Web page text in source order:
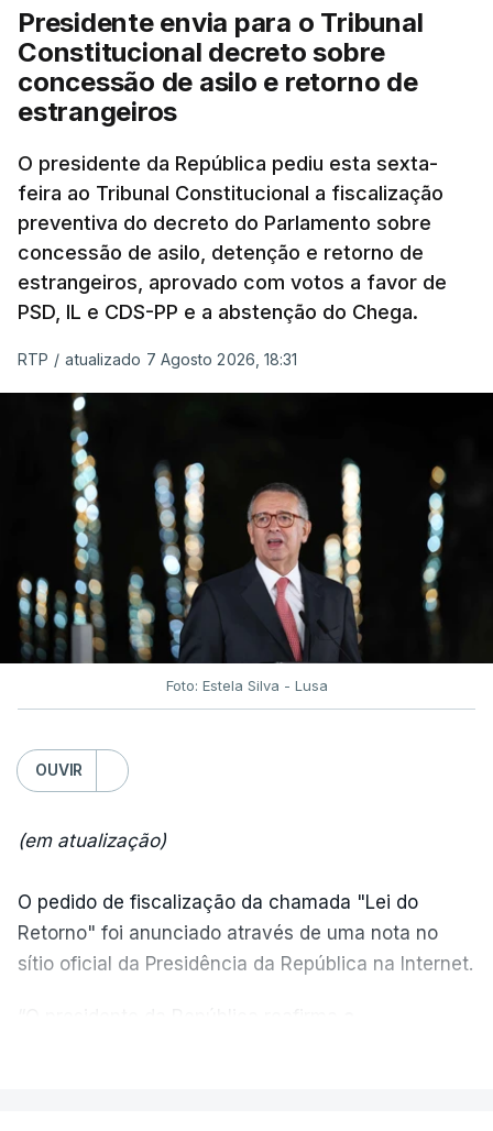
Presidente envia para o Tribunal
Constitucional decreto sobre
concessão de asilo e retorno de
estrangeiros
O presidente da República pediu esta sexta-
feira ao Tribunal Constitucional a fiscalização
preventiva do decreto do Parlamento sobre
concessão de asilo, detenção e retorno de
estrangeiros, aprovado com votos a favor de
PSD, IL e CDS-PP e a abstenção do Chega.
RTP / atualizado 7 Agosto 2026, 18:31
Foto: Estela Silva - Lusa
OUVIR
(em atualização)
O pedido de fiscalização da chamada "Lei do
Retorno" foi anunciado através de uma nota no
sítio oficial da Presidência da República na Internet.